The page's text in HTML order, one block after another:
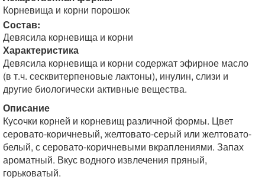
Корневища и корни порошок
Состав:
Девясила корневища и корни
Характеристика
Девясила корневища и корни содержат эфирное масло
(в т.ч. сесквитерпеновые лактоны), инулин, слизи и
другие биологически активные вещества.
Описание
Кусочки корней и корневищ различной формы. Цвет
серовато-коричневый, желтовато-серый или желтовато-
белый, с серовато-коричневыми вкраплениями. Запах
ароматный. Вкус водного извлечения пряный,
горьковатый.